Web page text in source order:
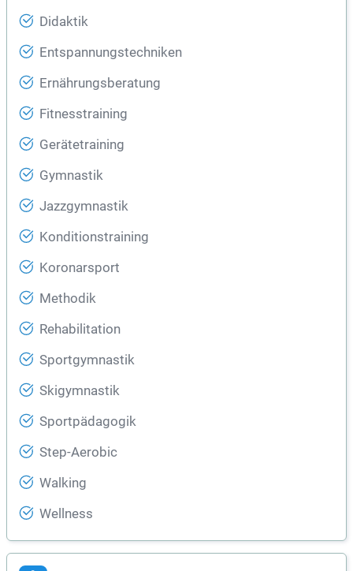
Didaktik
Entspannungstechniken
Ernährungsberatung
Fitnesstraining
Gerätetraining
Gymnastik
Jazzgymnastik
Konditionstraining
Koronarsport
Methodik
Rehabilitation
Sportgymnastik
Skigymnastik
Sportpädagogik
Step-Aerobic
Walking
Wellness